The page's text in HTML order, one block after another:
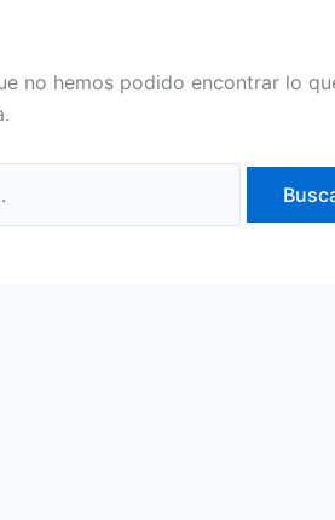
no hemos podido encontrar lo